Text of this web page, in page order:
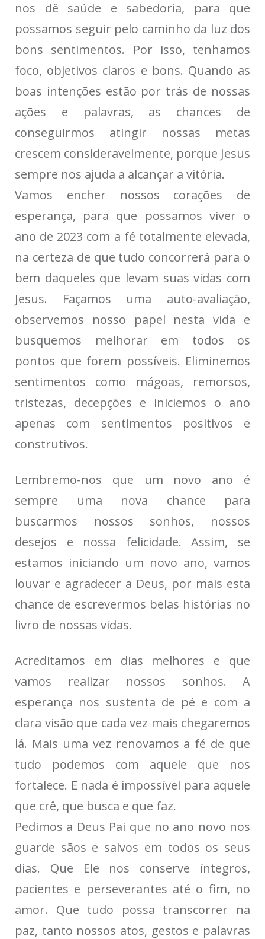
nos dê saúde e sabedoria, para que
possamos seguir pelo caminho da luz dos
bons sentimentos. Por isso, tenhamos
foco, objetivos claros e bons. Quando as
boas intenções estão por trás de nossas
ações e palavras, as chances de
conseguirmos atingir nossas metas
crescem consideravelmente, porque Jesus
sempre nos ajuda a alcançar a vitória.
Vamos encher nossos corações de
esperança, para que possamos viver o
ano de 2023 com a fé totalmente elevada,
na certeza de que tudo concorrerá para o
bem daqueles que levam suas vidas com
Jesus. Façamos uma auto-avaliação,
observemos nosso papel nesta vida e
busquemos melhorar em todos os
pontos que forem possíveis. Eliminemos
sentimentos como mágoas, remorsos,
tristezas, decepções e iniciemos o ano
apenas com sentimentos positivos e
construtivos.
Lembremo-nos que um novo ano é
sempre uma nova chance para
buscarmos nossos sonhos, nossos
desejos e nossa felicidade. Assim, se
estamos iniciando um novo ano, vamos
louvar e agradecer a Deus, por mais esta
chance de escrevermos belas histórias no
livro de nossas vidas.
Acreditamos em dias melhores e que
vamos realizar nossos sonhos. A
esperança nos sustenta de pé e com a
clara visão que cada vez mais chegaremos
lá. Mais uma vez renovamos a fé de que
tudo podemos com aquele que nos
fortalece. E nada é impossível para aquele
que crê, que busca e que faz.
Pedimos a Deus Pai que no ano novo nos
guarde sãos e salvos em todos os seus
dias. Que Ele nos conserve íntegros,
pacientes e perseverantes até o fim, no
amor. Que tudo possa transcorrer na
paz, tanto nossos atos, gestos e palavras